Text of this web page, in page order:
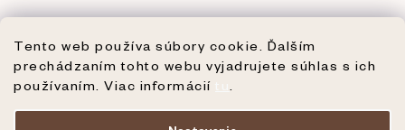
Tento web používa súbory cookie. Ďalším
prechádzaním tohto webu vyjadrujete súhlas s ich
používaním. Viac informácií